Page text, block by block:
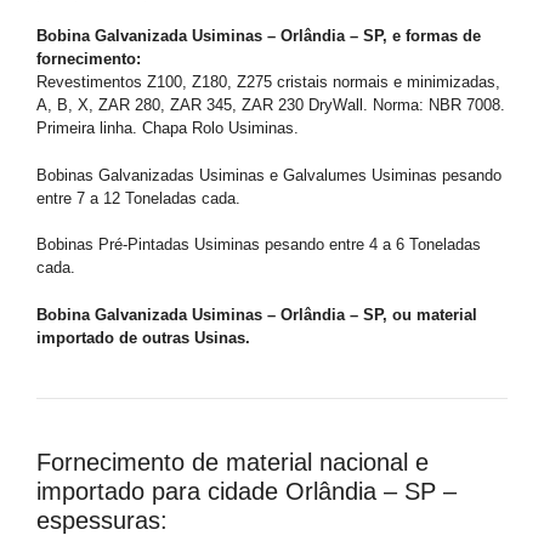
Bobina Galvanizada Usiminas – Orlândia – SP, e formas de
fornecimento:
Revestimentos Z100, Z180, Z275 cristais normais e minimizadas,
A, B, X, ZAR 280, ZAR 345, ZAR 230 DryWall. Norma: NBR 7008.
Primeira linha. Chapa Rolo Usiminas.
Bobinas Galvanizadas Usiminas e Galvalumes Usiminas pesando
entre 7 a 12 Toneladas cada.
Bobinas Pré-Pintadas Usiminas pesando entre 4 a 6 Toneladas
cada.
Bobina Galvanizada Usiminas – Orlândia – SP, ou material
importado de outras Usinas.
Fornecimento de material nacional e
importado para cidade Orlândia – SP –
espessuras: